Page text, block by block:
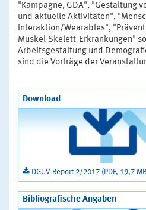
"Kampagne, GDA", "Gestaltung
und aktuelle Aktivitäten",
Interaktion/Wearables",
Muskel-Skelett-Erkrankungen"
Arbeitsgestaltung und
sind die Vorträge der
Download
DGUV Report 2/2017 (PDF, 19,7
Bibliografische Angaben